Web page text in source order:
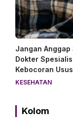
Jangan Anggap
Dokter
Kebocoran Usus
KESEHATAN
Kolom